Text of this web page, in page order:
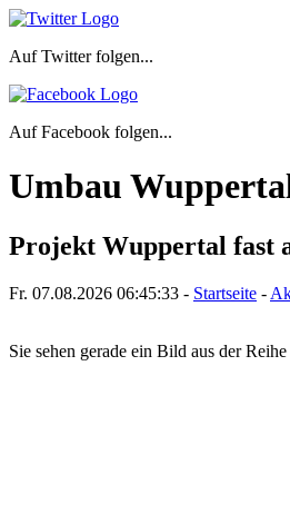
Auf Twitter folgen...
Auf Facebook folgen...
Umbau
Projekt Wuppertal fast
Fr. 07.08.2026 06:45:33 - Startseite -
Sie sehen gerade ein Bild aus der